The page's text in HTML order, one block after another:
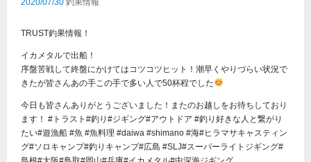
TRUST釣果情報！
イカメタルで出船！
序盤苦戦して終盤にかけてはコツコツヒット！潮早くやりづらい状況で
きたが皆さんあの手この手で多い人で50杯程でした
今日も皆さんありがとうございました！またのお越しをお待ちしており
ます！ #トラスト#釣り#ジギング#アウトドア #釣り好きな人と繋がり
たい#遊漁船 #魚 #魚料理 #daiwa #shimano #海#ヒラマサキャスティン
グ#ソロキャンプ#釣りキャンプ#広島 #SLJ#スーパーライトジギング#